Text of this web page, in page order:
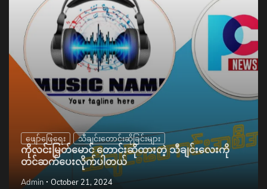
ဖျော်ဖြေရေး သီချင်းတောင်းဆိုခြင်းများ
ကိုလင်းမြတ်မောင် တောင်းဆိုထားတဲ့ သီချင်းလေးကို
တင်ဆက်ပေးလိုက်ပါတယ်
Admin October 21, 2024